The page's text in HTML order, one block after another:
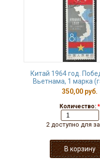
Китай 1964 год.
Вьетнама, 1 марка
350,00 руб.
Количество: *
2 доступно для